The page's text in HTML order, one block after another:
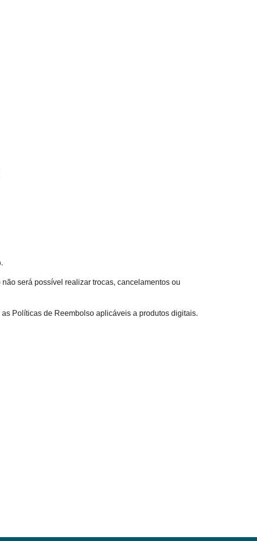
não será possível realizar trocas, cancelamentos ou
as Políticas de Reembolso aplicáveis a produtos digitais.